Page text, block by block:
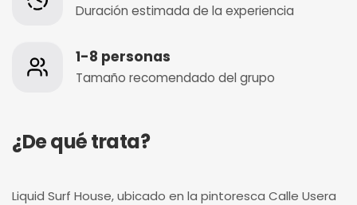
Duración estimada de la experiencia
1-8 personas
Tamaño recomendado del grupo
¿De qué trata?
Liquid Surf House, ubicado en la pintoresca Calle Usera